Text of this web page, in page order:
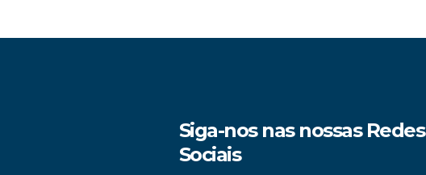
Siga-nos nas nossas Redes
Sociais